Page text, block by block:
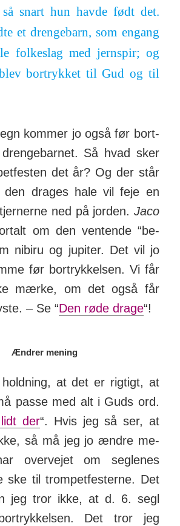
så snart hun havde født det.
et dren­ge­barn, som engang
folke­slag med jernspir; og
blev bort­rykket til Gud og til
kommer jo også før bort­
Så hvad sker
det år? Og der står
drages hale vil feje en
ned på jorden. Jaco
om den ven­tende “be­
ni­biru og ju­piter. Det vil jo
før bort­ryk­kelsen. Vi får
mærke, om det også får
– Se “Den røde drage“!
Ændrer mening
at det er rigtigt, at
passe med alt i Guds ord.
der“. Hvis jeg så ser, at
så må jeg jo ændre me­
over­vejet om seg­lenes
ske til trom­pet­festerne. Det
jeg tror ikke, at d. 6. segl
Det tror jeg